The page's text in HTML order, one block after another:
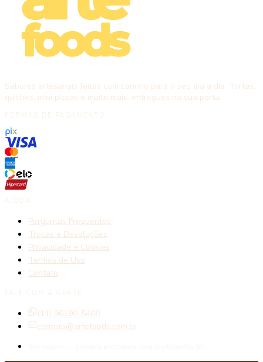
Sabores artesanais feitos com carinho para o seu dia a dia. Tortas,
quiches, mini pizzas e muito mais, entregues na sua porta.
Perguntas Frequentes
Trocas e Devoluções
Privacidade e Cookies
Termos de Uso
Contato
(11) 96190-5468
contato@artefoods.com.br